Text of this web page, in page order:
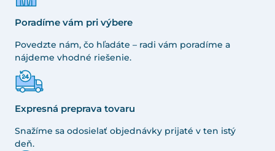
Poradíme vám pri výbere
Povedzte nám, čo hľadáte – radi vám poradíme a
nájdeme vhodné riešenie.
Expresná preprava tovaru
Snažíme sa odosielať objednávky prijaté v ten istý
deň.